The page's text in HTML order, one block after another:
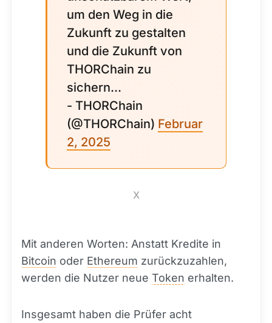
um den Weg in die
Zukunft zu gestalten
und die Zukunft von
THORChain zu
sichern...
- THORChain
(@THORChain) Februar
2, 2025
X
Mit anderen Worten: Anstatt Kredite in
Bitcoin oder Ethereum zurückzuzahlen,
werden die Nutzer neue Token erhalten.
Insgesamt haben die Prüfer acht